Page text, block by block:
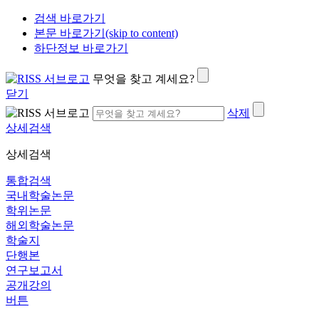
검색 바로가기
본문 바로가기(skip to content)
하단정보 바로가기
무엇을 찾고 계세요?
닫기
삭제
상세검색
상세검색
통합검색
국내학술논문
학위논문
해외학술논문
학술지
단행본
연구보고서
공개강의
버튼